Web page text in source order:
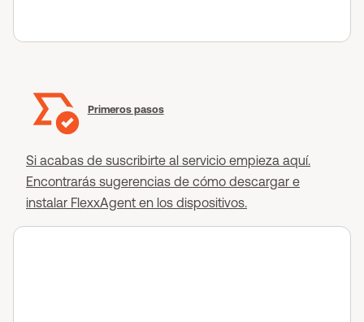
Primeros pasos
Si acabas de suscribirte al servicio empieza aquí.
Encontrarás sugerencias de cómo descargar e
instalar FlexxAgent en los dispositivos.